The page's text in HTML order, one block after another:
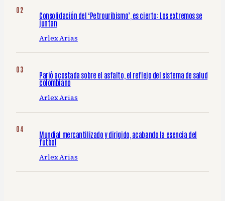
Consolidación del ‘Petrouribismo’, es cierto: Los extremos se
juntan
Arlex Arias
Parió acostada sobre el asfalto, el reflejo del sistema de salud
colombiano
Arlex Arias
Mundial mercantilizado y dirigido, acabando la esencia del
fútbol
Arlex Arias